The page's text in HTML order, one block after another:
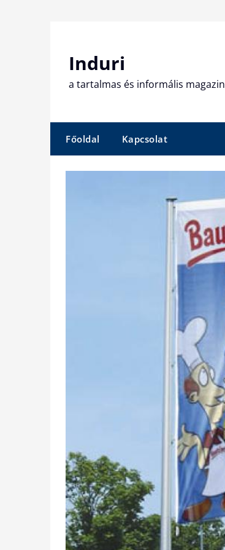
Induri
a tartalmas és informális magazin
Főoldal Kapcsolat